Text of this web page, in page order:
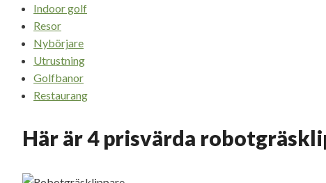
Indoor golf
Resor
Nybörjare
Utrustning
Golfbanor
Restaurang
Här är 4 prisvärda